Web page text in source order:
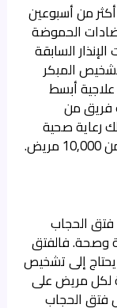
من أسبوعين
الحموضة
السابقة
المبكر
أبسط
فريق من
رعاية صحية
فتق الحجاب
وصحة. فالفتق
إلى تشخيص
لكل مريض على
الحجاب